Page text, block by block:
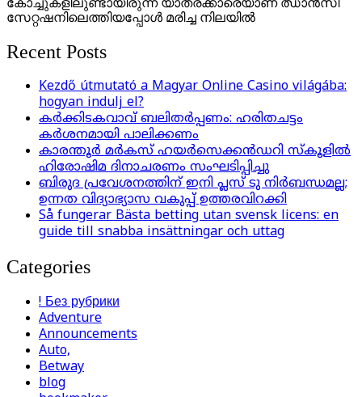
സേറ്റഷനിലെത്തിയപ്പോള്‍ മരിച്ച നിലയില്‍
Recent Posts
Kezdő útmutató a Magyar Online Casino világába:
hogyan indulj el?
കര്‍ക്കിടകവാവ് ബലിതര്‍പ്പണം: ഹരിതചട്ടം
കര്‍ശനമായി പാലിക്കണം
കാരന്തൂര്‍ മര്‍കസ് ഹയര്‍സെക്കന്‍ഡറി സ്‌കൂളില്‍
ഹിരോഷിമ ദിനാചരണം സംഘടിപ്പിച്ചു
ബിരുദ പ്രവേശനത്തിന് ഇനി പ്ലസ് ടു നിര്‍ബന്ധമല്ല;
ഉന്നത വിദ്യാഭ്യാസ വകുപ്പ് ഉത്തരവിറക്കി
Så fungerar Bästa betting utan svensk licens: en
guide till snabba insättningar och uttag
Categories
! Без рубрики
Adventure
Announcements
Auto,
Betway
blog